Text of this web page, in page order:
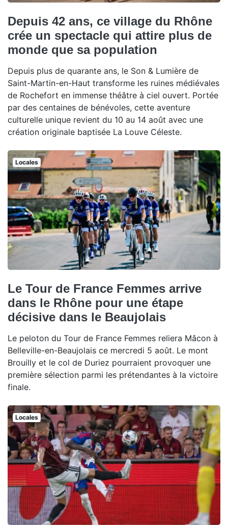
Depuis 42 ans, ce village du Rhône
crée un spectacle qui attire plus de
monde que sa population
Depuis plus de quarante ans, le Son & Lumière de
Saint-Martin-en-Haut transforme les ruines médiévales
de Rochefort en immense théâtre à ciel ouvert. Portée
par des centaines de bénévoles, cette aventure
culturelle unique revient du 10 au 14 août avec une
création originale baptisée La Louve Céleste.
Locales
Le Tour de France Femmes arrive
dans le Rhône pour une étape
décisive dans le Beaujolais
Le peloton du Tour de France Femmes reliera Mâcon à
Belleville-en-Beaujolais ce mercredi 5 août. Le mont
Brouilly et le col de Duriez pourraient provoquer une
première sélection parmi les prétendantes à la victoire
finale.
Locales